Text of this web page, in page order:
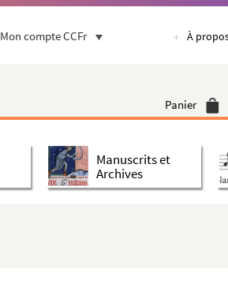
Mon compte CCFr À
Panier
Manuscrits et
Archives